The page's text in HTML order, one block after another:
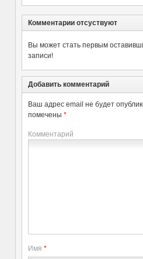
Комментарии отсуствуют
Вы может стать первым
записи!
Добавить комментарий
Ваш адрес email не будет
помечены *
Комментарий
Имя *